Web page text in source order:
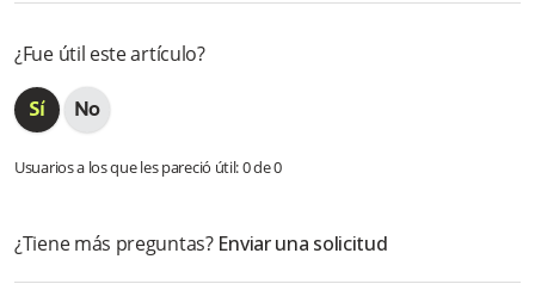
efectivo”?
Más información
¿Fue útil este artículo?
Usuarios a los que les pareció útil: 0 de 0
¿Tiene más preguntas? Enviar una solicitud